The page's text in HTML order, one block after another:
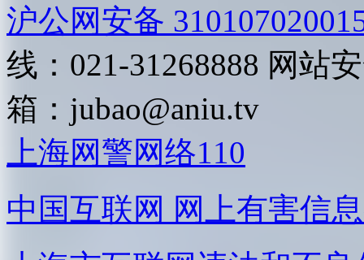
沪公网安备
线：021-31268888 网站
箱： jubao@aniu.tv
上海网警网络110
中国互联网 网上有害信